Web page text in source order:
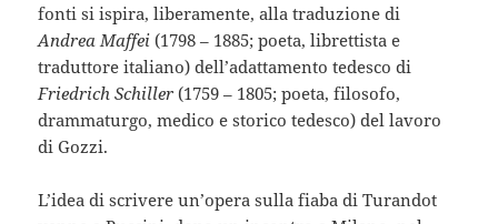
fonti si ispira, liberamente, alla traduzione di
Andrea Maffei(1798 – 1885; poeta, librettista e
traduttore italiano) dell’adattamento tedesco di
Friedrich Schiller (1759 – 1805; poeta, filosofo,
drammaturgo, medico e storico tedesco) del lavoro
di Gozzi.
L’idea di scrivere un’opera sulla fiaba di Turandot